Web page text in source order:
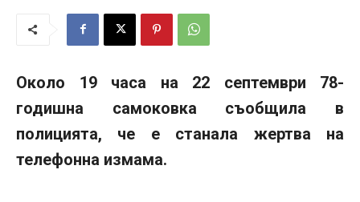
Около 19 часа на 22 септември 78-
годишна самоковка съобщила в
полицията, че е станала жертва на
телефонна измама.